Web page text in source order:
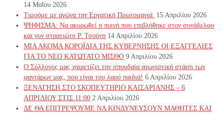
14 Μαΐου 2026
Τιμούμε με αγώνα την Εργατική Πρωτομαγιά. 15 Απριλίου 2026
ΨΗΦΙΣΜΑ: Να ακυρωθεί η ποινή που επιβλήθηκε στον συνάδελφο
και νυν στρατιώτη Ρ. Τσούνη 14 Απριλίου 2026
ΜΙΑ ΑΚΟΜΑ ΚΟΡΟΪΔΙΑ ΤΗΣ ΚΥΒΕΡΝΗΣΗΣ ΟΙ ΕΞΑΓΓΕΛΙΕΣ
ΓΙΑ ΤΟ ΝΕΟ ΚΑΤΩΤΑΤΟ ΜΙΣΘΟ 9 Απριλίου 2026
Ο Σύλλογος μας χαιρετίζει την σπουδαία αγωνιστική στάση των
φαντάρων μας, που είναι του λαού παιδιά! 6 Απριλίου 2026
ΞΕΝΑΓΗΣΗ ΣΤΟ ΣΚΟΠΕΥΤΗΡΙΟ ΚΑΙΣΑΡΙΑΝΗΣ – 6
ΑΠΡΙΛΙΟΥ ΣΤΙΣ 11:00 2 Απριλίου 2026
ΔΕ ΘΑ ΕΠΙΤΡΕΨΟΥΜΕ ΝΑ ΚΙΝΔΥΝΕΥΣOYN ΜΑΘΗΤΕΣ ΚΑΙ